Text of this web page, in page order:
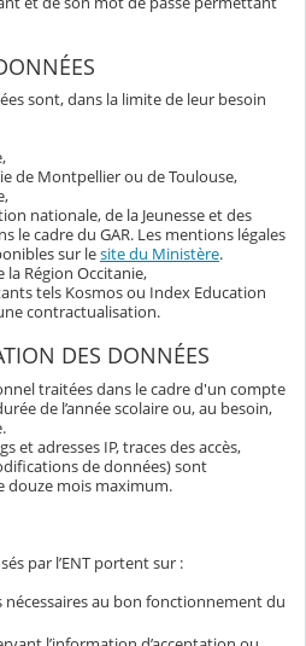
sont, dans la limite de leur besoin
de Montpellier ou de Toulouse,
nationale, de la Jeunesse et des
le cadre du GAR. Les mentions légales
sur lesite du Ministère.
la Région Occitanie,
tels Kosmos ou Index Education
contractualisation.
DES DONNÉES
traitées dans le cadre d'un compte
de l’année scolaire ou, au besoin,
et adresses IP, traces des accès,
de données) sont
douze mois maximum.
par l’ENT portent sur :
nécessaires au bon fonctionnement du